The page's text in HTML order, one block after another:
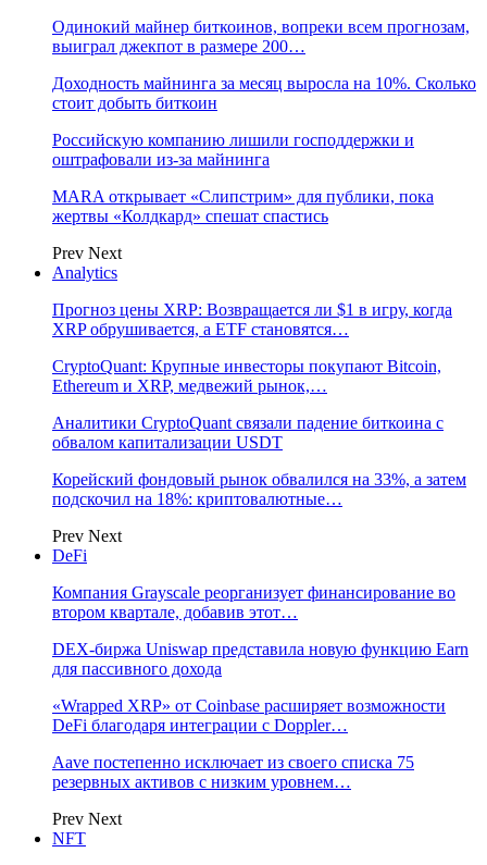
Одинокий майнер биткоинов, вопреки всем прогнозам,
выиграл джекпот в размере 200…
Доходность майнинга за месяц выросла на 10%. Сколько
стоит добыть биткоин
Российскую компанию лишили господдержки и
оштрафовали из-за майнинга
MARA открывает «Слипстрим» для публики, пока
жертвы «Колдкард» спешат спастись
Prev Next
Analytics
Прогноз цены XRP: Возвращается ли $1 в игру, когда
XRP обрушивается, а ETF становятся…
CryptoQuant: Крупные инвесторы покупают Bitcoin,
Ethereum и XRP, медвежий рынок,…
Аналитики CryptoQuant связали падение биткоина с
обвалом капитализации USDT
Корейский фондовый рынок обвалился на 33%, а затем
подскочил на 18%: криптовалютные…
Prev Next
DeFi
Компания Grayscale реорганизует финансирование во
втором квартале, добавив этот…
DEX-биржа Uniswap представила новую функцию Earn
для пассивного дохода
«Wrapped XRP» от Coinbase расширяет возможности
DeFi благодаря интеграции с Doppler…
Aave постепенно исключает из своего списка 75
резервных активов с низким уровнем…
Prev Next
NFT